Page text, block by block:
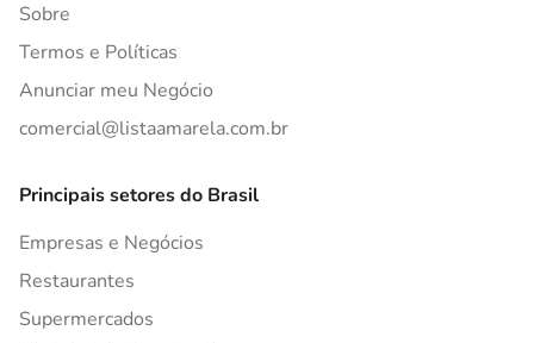
Sobre
Termos e Políticas
Anunciar meu Negócio
comercial@listaamarela.com.br
Principais setores do Brasil
Empresas e Negócios
Restaurantes
Supermercados